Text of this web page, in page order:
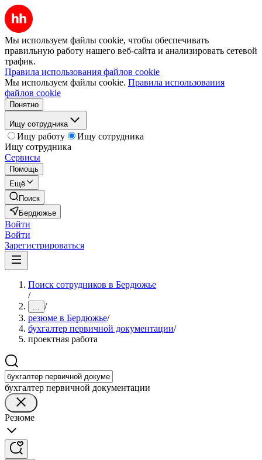
Мы используем файлы cookie, чтобы обеспечивать
правильную работу нашего веб-сайта и анализировать сетевой
трафик.
Правила использования файлов cookie
Мы используем файлы cookie. Правила использования
файлов cookie
Понятно
Ищу сотрудника
Ищу работу
Ищу сотрудника
Ищу сотрудника
Сервисы
Помощь
Ещё
Поиск
Бердюжье
Войти
Войти
Зарегистрироваться
Поиск сотрудников в Бердюжье
/
... /
резюме в Бердюжье/
бухгалтер первичной документации/
проектная работа
бухгалтер первичной документации
Резюме